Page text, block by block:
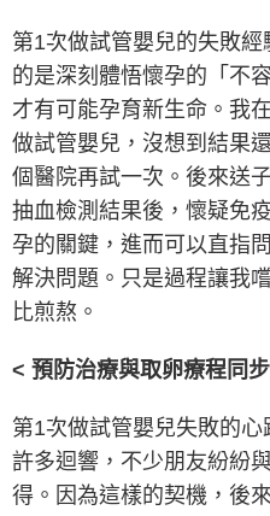
第1次做試管嬰兒的失敗
的是深刻體悟懷孕的「不
才有可能孕育新生命。我
做試管嬰兒，沒想到結果
個醫院再試一次。後來送
抽血檢測結果後，懷疑免
孕的關鍵，進而可以直指
解決問題。只是過程讓我
比煎熬。
< 預防治療與取卵療程同
第1次做試管嬰兒失敗的
許多迴響，不少朋友紛紛
得。因為這樣的契機，後